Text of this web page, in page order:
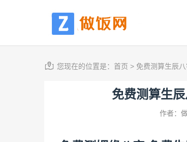
您现在的位置是： 首页 > 免费测算生辰
免费测算生
作者：